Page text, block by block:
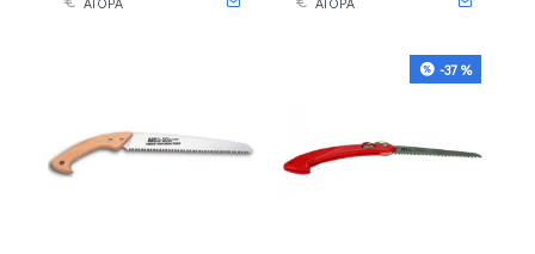
-37 %